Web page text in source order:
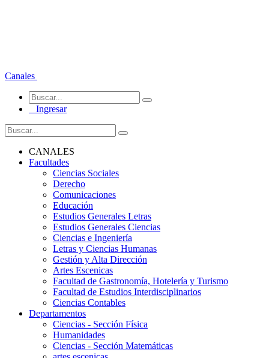
Canales
Ingresar
CANALES
Facultades
Ciencias Sociales
Derecho
Comunicaciones
Educación
Estudios Generales Letras
Estudios Generales Ciencias
Ciencias e Ingeniería
Letras y Ciencias Humanas
Gestión y Alta Dirección
Artes Escenicas
Facultad de Gastronomía, Hotelería y Turismo
Facultad de Estudios Interdisciplinarios
Ciencias Contables
Departamentos
Ciencias - Sección Física
Humanidades
Ciencias - Sección Matemáticas